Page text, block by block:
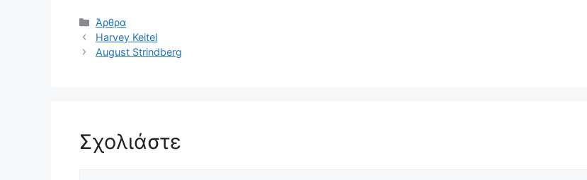
Κατηγορίες
Άρθρα
Harvey Keitel
August Strindberg
Σχολιάστε